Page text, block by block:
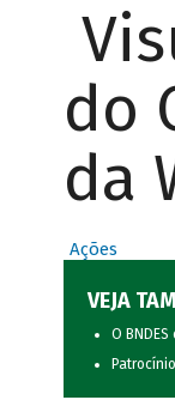
do
da
Ações
VEJA
O